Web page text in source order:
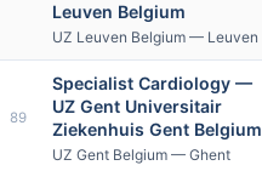
Leuven Belgium
UZ Leuven Belgium — Leuven
89
Specialist Cardiology —
UZ Gent Universitair
Ziekenhuis Gent Belgium
UZ Gent Belgium — Ghent